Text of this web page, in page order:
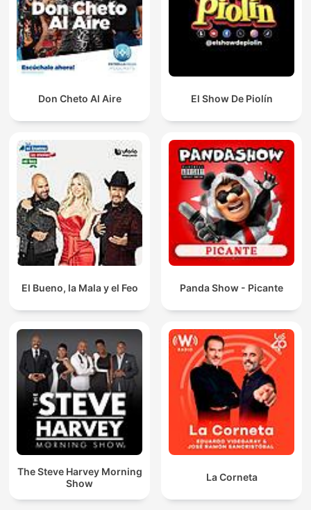
Don Cheto Al Aire El Show De Piolín
El Bueno, la Mala y el Feo Panda Show - Picante
The Steve Harvey Morning
Show
La Corneta